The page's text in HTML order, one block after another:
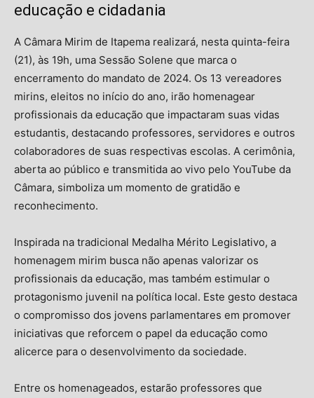
educação e cidadania
A Câmara Mirim de Itapema realizará, nesta quinta-feira
(21), às 19h, uma Sessão Solene que marca o
encerramento do mandato de 2024. Os 13 vereadores
mirins, eleitos no início do ano, irão homenagear
profissionais da educação que impactaram suas vidas
estudantis, destacando professores, servidores e outros
colaboradores de suas respectivas escolas. A cerimônia,
aberta ao público e transmitida ao vivo pelo YouTube da
Câmara, simboliza um momento de gratidão e
reconhecimento.
Inspirada na tradicional Medalha Mérito Legislativo, a
homenagem mirim busca não apenas valorizar os
profissionais da educação, mas também estimular o
protagonismo juvenil na política local. Este gesto destaca
o compromisso dos jovens parlamentares em promover
iniciativas que reforcem o papel da educação como
alicerce para o desenvolvimento da sociedade.
Entre os homenageados, estarão professores que